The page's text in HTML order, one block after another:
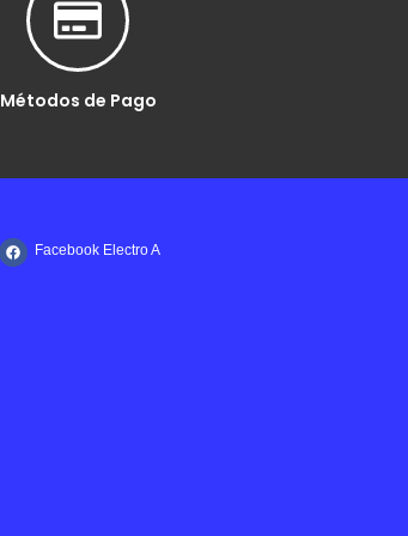
Métodos de Pago
Facebook Electro A